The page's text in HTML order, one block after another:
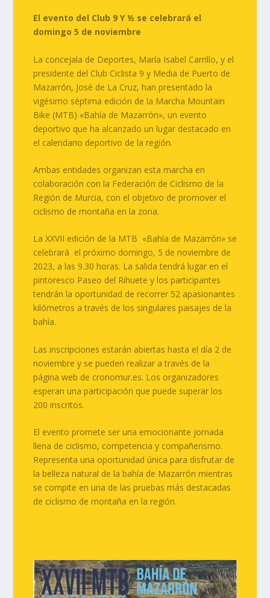
El evento del Club 9 Y ½ se celebrará el
domingo 5 de noviembre
La concejala de Deportes, María Isabel Carrillo, y el
presidente del Club Ciclista 9 y Media de Puerto de
Mazarrón, José de La Cruz, han presentado la
vigésimo séptima edición de la Marcha Mountain
Bike (MTB) «Bahía de Mazarrón», un evento
deportivo que ha alcanzado un lugar destacado en
el calendario deportivo de la región.
Ambas entidades organizan esta marcha en
colaboración con la Federación de Ciclismo de la
Región de Murcia, con el objetivo de promover el
ciclismo de montaña en la zona.
La XXVII edición de la MTB «Bahía de Mazarrón» se
celebrará el próximo domingo, 5 de noviembre de
2023, a las 9.30 horas. La salida tendrá lugar en el
pintoresco Paseo del Rihuete y los participantes
tendrán la oportunidad de recorrer 52 apasionantes
kilómetros a través de los singulares paisajes de la
bahía.
Las inscripciones estarán abiertas hasta el día 2 de
noviembre y se pueden realizar a través de la
página web de cronomur.es. Los organizadores
esperan una participación que puede superar los
200 inscritos.
El evento promete ser una emocionante jornada
llena de ciclismo, competencia y compañerismo.
Representa una oportunidad única para disfrutar de
la belleza natural de la bahía de Mazarrón mientras
se compite en una de las pruebas más destacadas
de ciclismo de montaña en la región.